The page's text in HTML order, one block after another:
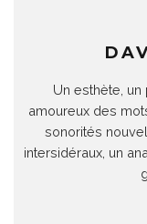
Un esthète, un
amoureux des
sonorités
intersidéraux, un